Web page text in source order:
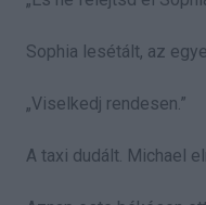
Sophia lesétált, az
„Viselkedj rendesen.”
A taxi dudált. Michael